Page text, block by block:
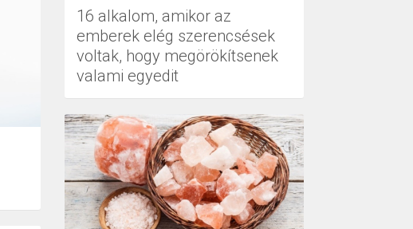
16 alkalom, amikor az
emberek elég szerencsések
voltak, hogy megörökítsenek
valami egyedit